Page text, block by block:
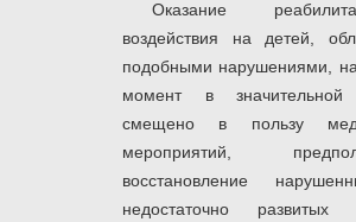
Оказание
воздействия на детей,
подобными нарушениями,
момент в значительной
смещено в пользу
мероприятий,
восстановление
недостаточно развитых